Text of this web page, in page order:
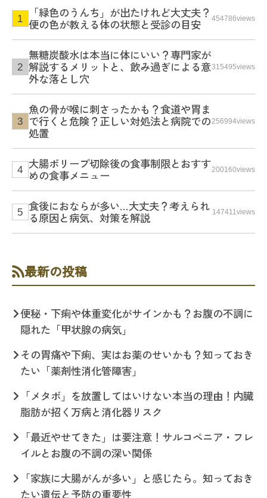
「緑色のうんち」が出たけれど大丈夫？
便の色が教える体の状態と受診の目安
454786views
無糖炭酸水は本当に体にいい？専門家が
解説するメリットと、飲み過ぎによる意
外な落とし穴
315495views
魚の骨が喉に刺さったかも？食道や胃ま
で行くと危険？正しい対処法と病院での
処置
256994views
大腸ポリープ切除後の食事制限とおすす
めの食事メニュー
200160views
食後におならが多い…大丈夫？考えられ
る原因と病気、対策を解説
147411views
最新の投稿
便秘・下痢や体重変化がサインかも？お腹の不調に
隠れた「甲状腺の病気」
その胃痛や下痢、実はお薬のせいかも？知っておき
たい「薬剤性消化管障害」
「メタボ」を放置してはいけない本当の理由！内臓
脂肪が招く万病と消化器リスク
「最近やせてきた」は要注意！サルコペニア・フレ
イルとお腹の不調の深い関係
「家族に大腸がんが多い」と感じたら。知っておき
たい遺伝と予防の重要性